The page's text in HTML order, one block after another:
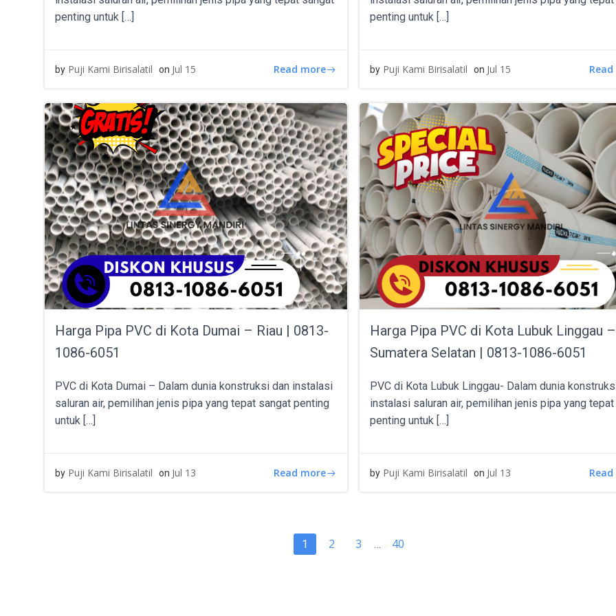
penting untuk […]
by Puji Kami Birisalatil on Jul 15 Read more
penting untuk […]
by Puji Kami Birisalatil on Jul 15
Harga Pipa PVC di Kota Dumai – Riau | 0813-
1086-6051
PVC di Kota Dumai – Dalam dunia konstruksi dan instalasi
saluran air, pemilihan jenis pipa yang tepat sangat penting
untuk […]
by Puji Kami Birisalatil on Jul 13 Read more
Harga Pipa PVC di Kota Lubuk Linggau –
Sumatera Selatan | 0813-1086-6051
PVC di Kota Lubuk Linggau- Dalam dunia
instalasi saluran air, pemilihan jenis pipa yang
penting untuk […]
by Puji Kami Birisalatil on Jul 13
POSTS
Page
1 Page
2 Page
3 … Page
40